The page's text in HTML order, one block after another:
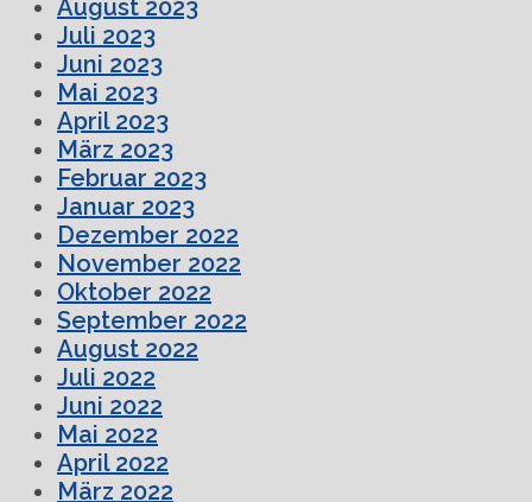
August 2023
Juli 2023
Juni 2023
Mai 2023
April 2023
März 2023
Februar 2023
Januar 2023
Dezember 2022
November 2022
Oktober 2022
September 2022
August 2022
Juli 2022
Juni 2022
Mai 2022
April 2022
März 2022